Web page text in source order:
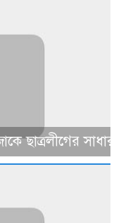
ছাত্রলীগের